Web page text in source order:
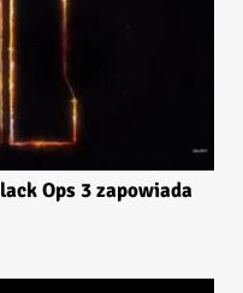
Ops 3 zapowiada